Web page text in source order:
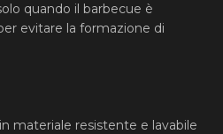
quando il barbecue è
evitare la formazione di
materiale resistente e lavabile